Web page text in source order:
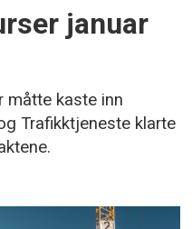
januar
måtte kaste inn
Trafikktjeneste klarte